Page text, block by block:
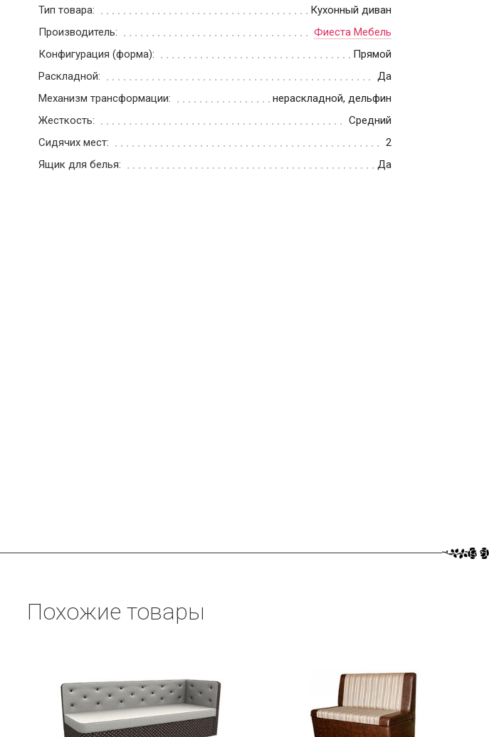
Тип товара:
Кухонный диван
Производитель:
Фиеста Мебель
Конфигурация (форма):
Прямой
Раскладной:
Да
Механизм трансформации:
нераскладной, дельфин
Жесткость:
Средний
Сидячих мест:
2
Ящик для белья:
Да
Похожие товары